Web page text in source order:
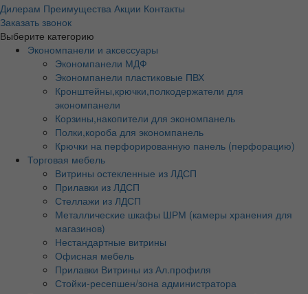
Дилерам Преимущества Акции Контакты
Заказать звонок
Выберите категорию
Экономпанели и аксессуары
Экономпанели МДФ
Экономпанели пластиковые ПВХ
Кронштейны,крючки,полкодержатели для
экономпанели
Корзины,накопители для экономпанель
Полки,короба для экономпанель
Крючки на перфорированную панель (перфорацию)
Торговая мебель
Витрины остекленные из ЛДСП
Прилавки из ЛДСП
Стеллажи из ЛДСП
Металлические шкафы ШРМ (камеры хранения для
магазинов)
Нестандартные витрины
Офисная мебель
Прилавки Витрины из Ал.профиля
Стойки-ресепшен/зона администратора